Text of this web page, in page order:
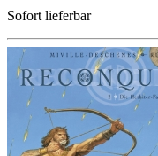
Sofort lieferbar